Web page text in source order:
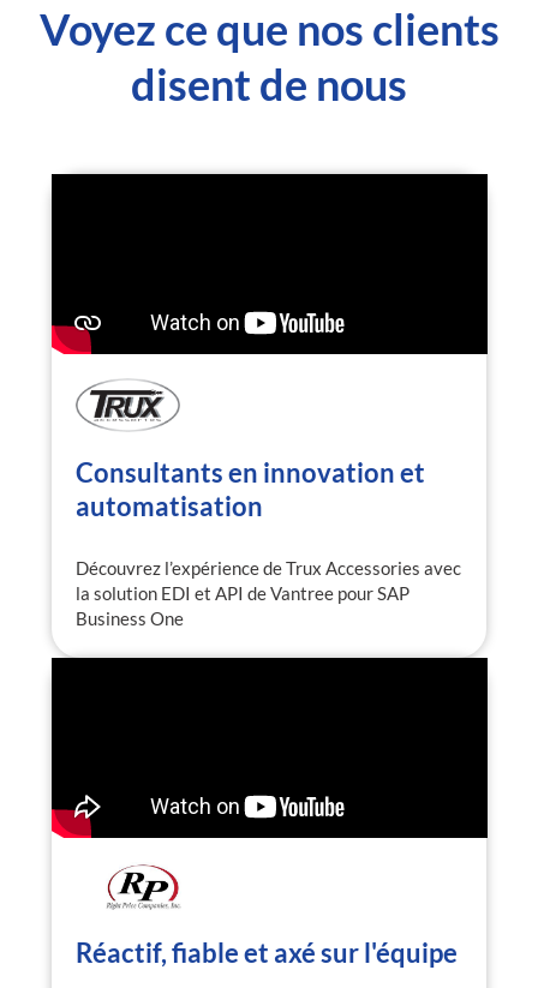
Voyez ce que nos clients
disent de nous
Consultants en innovation et
automatisation
Découvrez l’expérience de Trux Accessories avec
la solution EDI et API de Vantree pour SAP
Business One
Réactif, fiable et axé sur l'équipe